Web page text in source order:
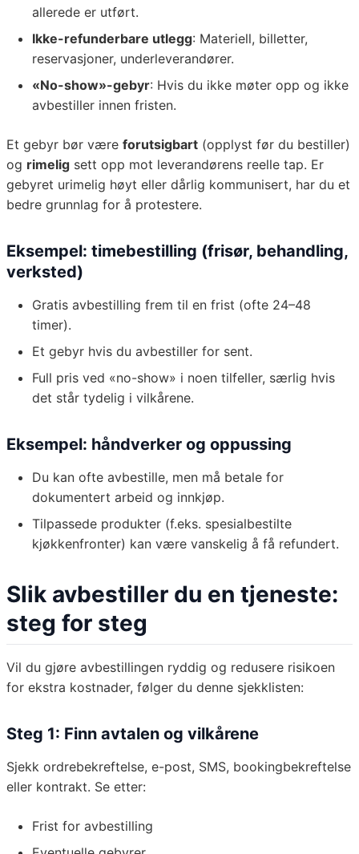
allerede er utført.
Ikke-refunderbare utlegg: Materiell, billetter,
reservasjoner, underleverandører.
«No-show»-gebyr: Hvis du ikke møter opp og ikke
avbestiller innen fristen.
Et gebyr bør være forutsigbart (opplyst før du bestiller)
og rimelig sett opp mot leverandørens reelle tap. Er
gebyret urimelig høyt eller dårlig kommunisert, har du et
bedre grunnlag for å protestere.
Eksempel: timebestilling (frisør, behandling,
verksted)
Gratis avbestilling frem til en frist (ofte 24–48
timer).
Et gebyr hvis du avbestiller for sent.
Full pris ved «no-show» i noen tilfeller, særlig hvis
det står tydelig i vilkårene.
Eksempel: håndverker og oppussing
Du kan ofte avbestille, men må betale for
dokumentert arbeid og innkjøp.
Tilpassede produkter (f.eks. spesialbestilte
kjøkkenfronter) kan være vanskelig å få refundert.
Slik avbestiller du en tjeneste:
steg for steg
Vil du gjøre avbestillingen ryddig og redusere risikoen
for ekstra kostnader, følger du denne sjekklisten:
Steg 1: Finn avtalen og vilkårene
Sjekk ordrebekreftelse, e-post, SMS, bookingbekreftelse
eller kontrakt. Se etter:
Frist for avbestilling